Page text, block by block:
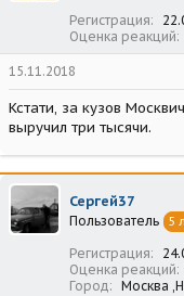
Регистрация
Оценка реакций
15.11.2018
Кстати, за кузов
выручил три тысячи.
Сергей37
Пользователь 5
Регистрация
Оценка реакций
Город
Москва